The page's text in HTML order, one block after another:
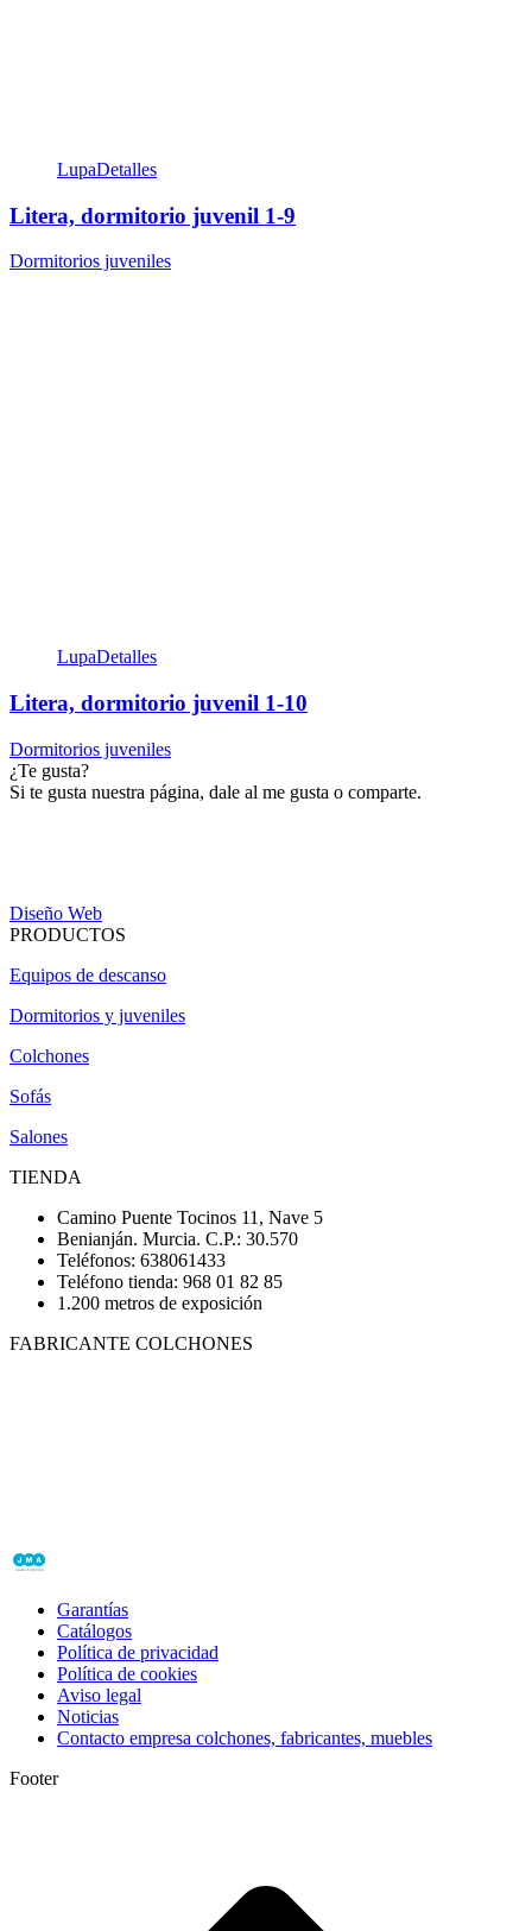
LupaDetalles
Litera, dormitorio juvenil 1-9
Dormitorios juveniles
LupaDetalles
Litera, dormitorio juvenil 1-10
Dormitorios juveniles
¿Te gusta?
Si te gusta nuestra página, dale al me gusta o comparte.
Diseño Web
PRODUCTOS
Equipos de descanso
Dormitorios y juveniles
Colchones
Sofás
Salones
TIENDA
Camino Puente Tocinos 11, Nave 5
Benianján. Murcia. C.P.: 30.570
Teléfonos: 638061433
Teléfono tienda: 968 01 82 85
1.200 metros de exposición
FABRICANTE COLCHONES
Garantías
Catálogos
Política de privacidad
Política de cookies
Aviso legal
Noticias
Contacto empresa colchones, fabricantes, muebles
Footer